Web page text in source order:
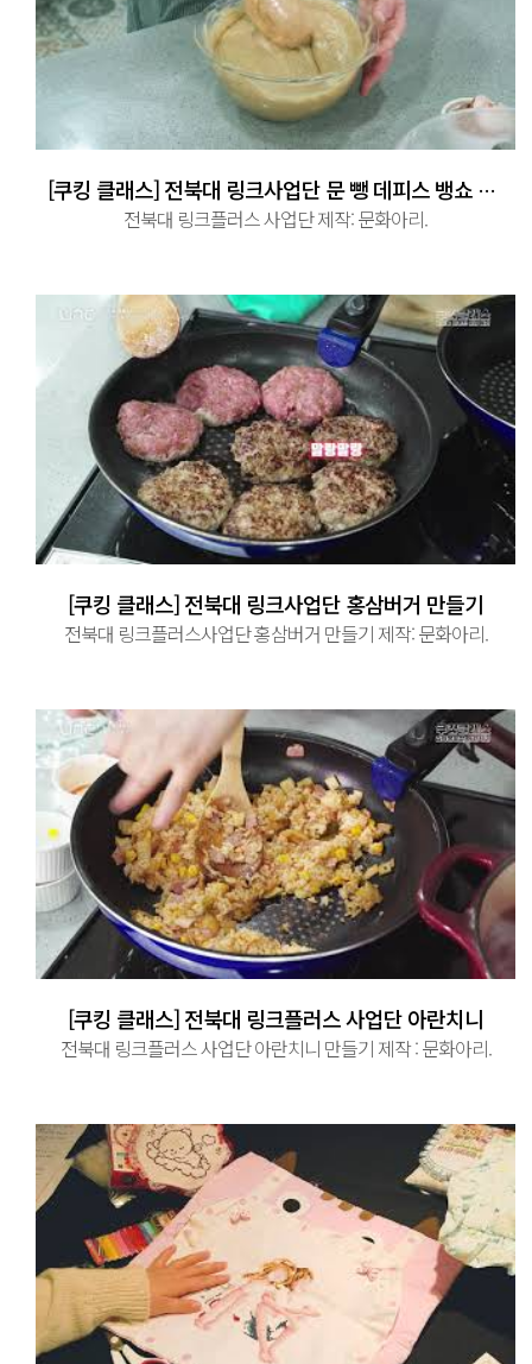
[쿠킹 클래스] 전북대 링크사업단 문 뺑 데피스 뱅쇼 만들기
전북대 링크플러스 사업단 제작: 문화아리.
[쿠킹 클래스] 전북대 링크사업단 홍삼버거 만들기
전북대 링크플러스사업단 홍삼버거 만들기 제작: 문화아리.
[쿠킹 클래스] 전북대 링크플러스 사업단 아란치니
전북대 링크플러스 사업단 아란치니 만들기 제작 : 문화아리.